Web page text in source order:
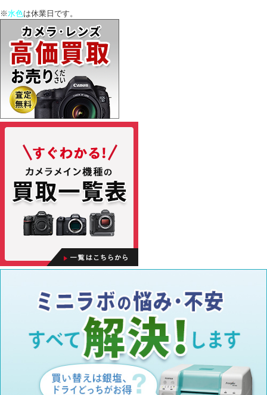
※水色は休業日です。